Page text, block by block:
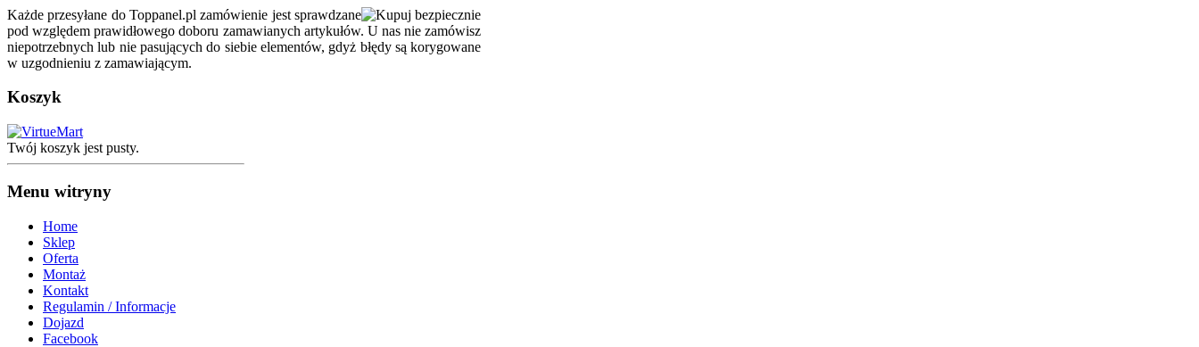
Każde przesyłane do Toppanel.pl zamówienie jest sprawdzane
pod względem prawidłowego doboru zamawianych artykułów. U nas nie zamówisz
niepotrzebnych lub nie pasujących do siebie elementów, gdyż błędy są korygowane
w uzgodnieniu z zamawiającym.
Koszyk
Twój koszyk jest pusty.
Menu witryny
Home
Sklep
Oferta
Montaż
Kontakt
Regulamin / Informacje
Dojazd
Facebook